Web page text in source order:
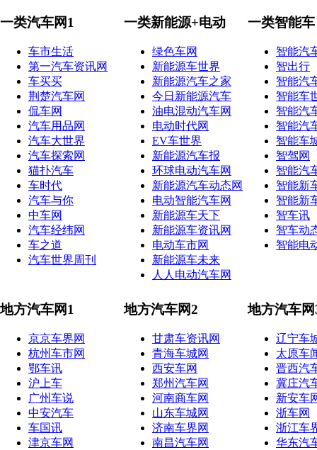
一类汽车网1
车市生活
第一汽车资讯网
车买买
荆楚汽车网
侃车网
汽车用品网
汽车大世界
汽车探索网
猫扑汽车
车时代
汽车与你
中车网
汽车经纬网
车之道
汽车世界周刊
一类新能源+电动
绿色车网
新能源车世界
新能源汽车之家
今日新能源汽车
油电混动汽车网
电动时代网
EV车世界
新能源汽车报
环球电动汽车网
新能源汽车动态网
电动智能汽车网
新能源车天下
新能源车资讯网
电动车市网
新能源车未来
人人电动汽车网
一类智能车
智能汽
智出行
智能汽
智能车
智能汽
智能汽
智能车
智驾网
智能汽
智能新
智能新
智车讯
智车动
智能电
地方汽车网1
京京车界网
杭州车市网
鄂车讯
沪上车
广州车说
中安汽车
车国讯
津京车网
地方汽车网2
甘肃车资讯网
青海车城网
西安车网
郑州汽车网
河南商车网
山东车城网
济南车界网
南昌汽车网
地方汽车网
辽宁车
太原车
晋西汽
冀庄汽
新安车
浙车网
浙江车
华东汽